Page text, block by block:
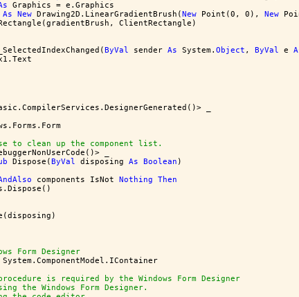
Graphics = e.Graphics
As New Drawing2D.LinearGradientBrush(New Point(0, 0), New
ClientRectangle)
ByVal sender As System. Object , ByVal e
_
to clean up the component list.
_
Dispose(ByVal disposing As Boolean )
components IsNot Nothing
Then
Form Designer
System.ComponentModel.IContainer
is required by the Windows Form Designer
the Windows Form Designer.